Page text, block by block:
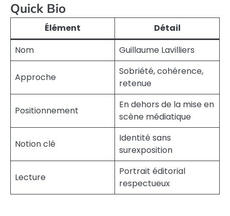
Quick Bio
Élément
Détail
Nom
Guillaume Lavilliers
Approche
Sobriété, cohérence,
retenue
Positionnement
En dehors de la mise en
scène médiatique
Notion clé
Identité sans
surexposition
Lecture
Portrait éditorial
respectueux